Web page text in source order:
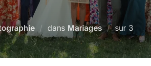
dans Mariages sur Publié
le
3